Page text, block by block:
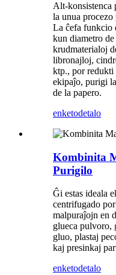
Alt-konsistenca
la unua
La ĉefa funkcio
kun diametro
krudmaterialoj
libronajloj,
ktp., por redukti
ekipaĵo, purigi
de la papero.
enketodetalo
Kombinita
Purigilo
Ĝi estas ideala
centrifugado
malpuraĵojn en
glueca pulvoro,
gluo, plastaj
kaj presinkaj
enketodetalo